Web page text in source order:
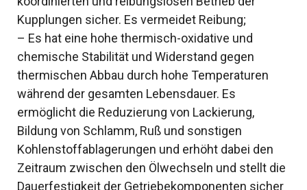
Kupplungen sicher. Es vermeidet Reibung;
– Es hat eine hohe thermisch-oxidative und
chemische Stabilität und Widerstand gegen
thermischen Abbau durch hohe Temperaturen
während der gesamten Lebensdauer. Es
ermöglicht die Reduzierung von Lackierung,
Bildung von Schlamm, Ruß und sonstigen
Kohlenstoffablagerungen und erhöht dabei den
Zeitraum zwischen den Ölwechseln und stellt die
Dauerfestigkeit der Getriebekomponenten sicher